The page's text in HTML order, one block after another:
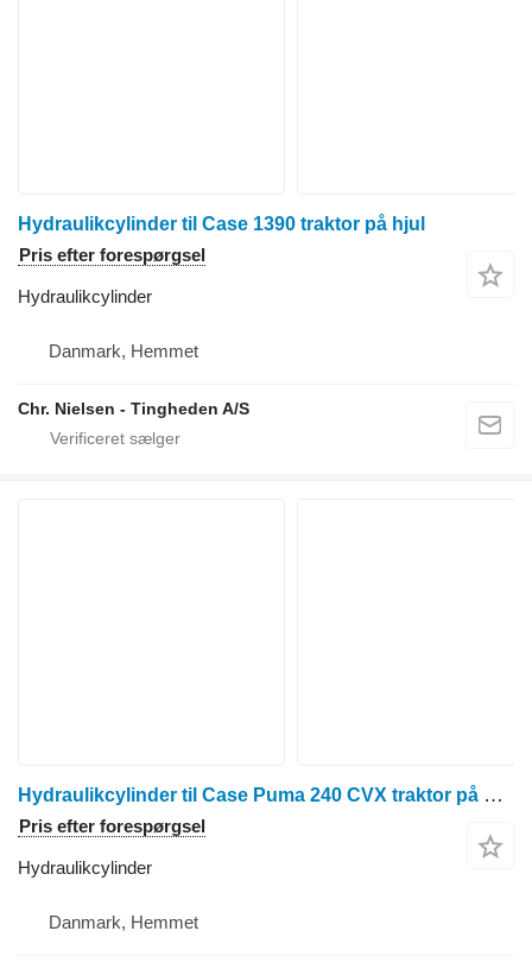
Hydraulikcylinder til Case 1390 traktor på hjul
Pris efter forespørgsel
Hydraulikcylinder
Danmark, Hemmet
Chr. Nielsen - Tingheden A/S
Hydraulikcylinder til Case Puma 240 CVX traktor på hjul
Pris efter forespørgsel
Hydraulikcylinder
Danmark, Hemmet